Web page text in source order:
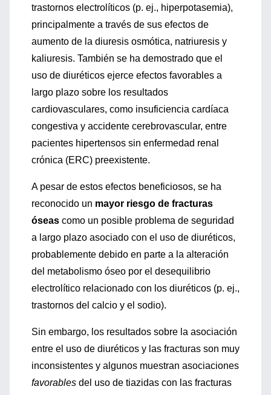
trastornos electrolíticos (p. ej., hiperpotasemia),
principalmente a través de sus efectos de
aumento de la diuresis osmótica, natriuresis y
kaliuresis. También se ha demostrado que el
uso de diuréticos ejerce efectos favorables a
largo plazo sobre los resultados
cardiovasculares, como insuficiencia cardíaca
congestiva y accidente cerebrovascular, entre
pacientes hipertensos sin enfermedad renal
crónica (ERC) preexistente.
A pesar de estos efectos beneficiosos, se ha
reconocido un mayor riesgo de fracturas
óseas como un posible problema de seguridad
a largo plazo asociado con el uso de diuréticos,
probablemente debido en parte a la alteración
del metabolismo óseo por el desequilibrio
electrolítico relacionado con los diuréticos (p. ej.,
trastornos del calcio y el sodio).
Sin embargo, los resultados sobre la asociación
entre el uso de diuréticos y las fracturas son muy
inconsistentes y algunos muestran asociaciones
favorables del uso de tiazidas con las fracturas